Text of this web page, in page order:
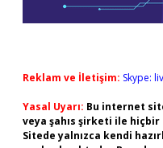
Reklam ve İletişim: Skype:
Yasal Uyarı: Bu internet
veya şahıs şirketi ile hiçbir
Sitede yalnızca kendi